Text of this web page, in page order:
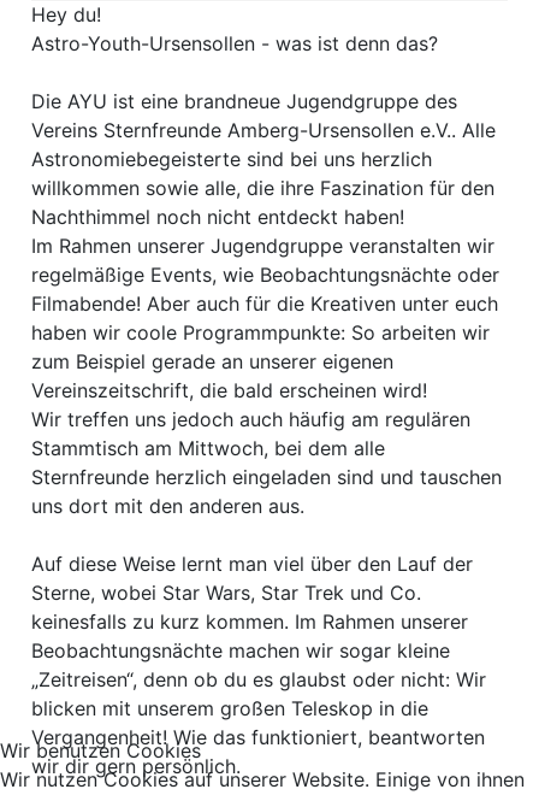
Hey du!
Astro-Youth-Ursensollen - was ist denn das?
Die AYU ist eine brandneue Jugendgruppe des
Vereins Sternfreunde Amberg-Ursensollen e.V.. Alle
Astronomiebegeisterte sind bei uns herzlich
willkommen sowie alle, die ihre Faszination für den
Nachthimmel noch nicht entdeckt haben!
Im Rahmen unserer Jugendgruppe veranstalten wir
regelmäßige Events, wie Beobachtungsnächte oder
Filmabende! Aber auch für die Kreativen unter euch
haben wir coole Programmpunkte: So arbeiten wir
zum Beispiel gerade an unserer eigenen
Vereinszeitschrift, die bald erscheinen wird!
Wir treffen uns jedoch auch häufig am regulären
Stammtisch am Mittwoch, bei dem alle
Sternfreunde herzlich eingeladen sind und tauschen
uns dort mit den anderen aus.
Auf diese Weise lernt man viel über den Lauf der
Sterne, wobei Star Wars, Star Trek und Co.
keinesfalls zu kurz kommen. Im Rahmen unserer
Beobachtungsnächte machen wir sogar kleine
„Zeitreisen“, denn ob du es glaubst oder nicht: Wir
blicken mit unserem großen Teleskop in die
Vergangenheit! Wie das funktioniert, beantworten
wir dir gern persönlich.
Wir benutzen Cookies
Wir nutzen Cookies auf unserer Website. Einige von ihnen